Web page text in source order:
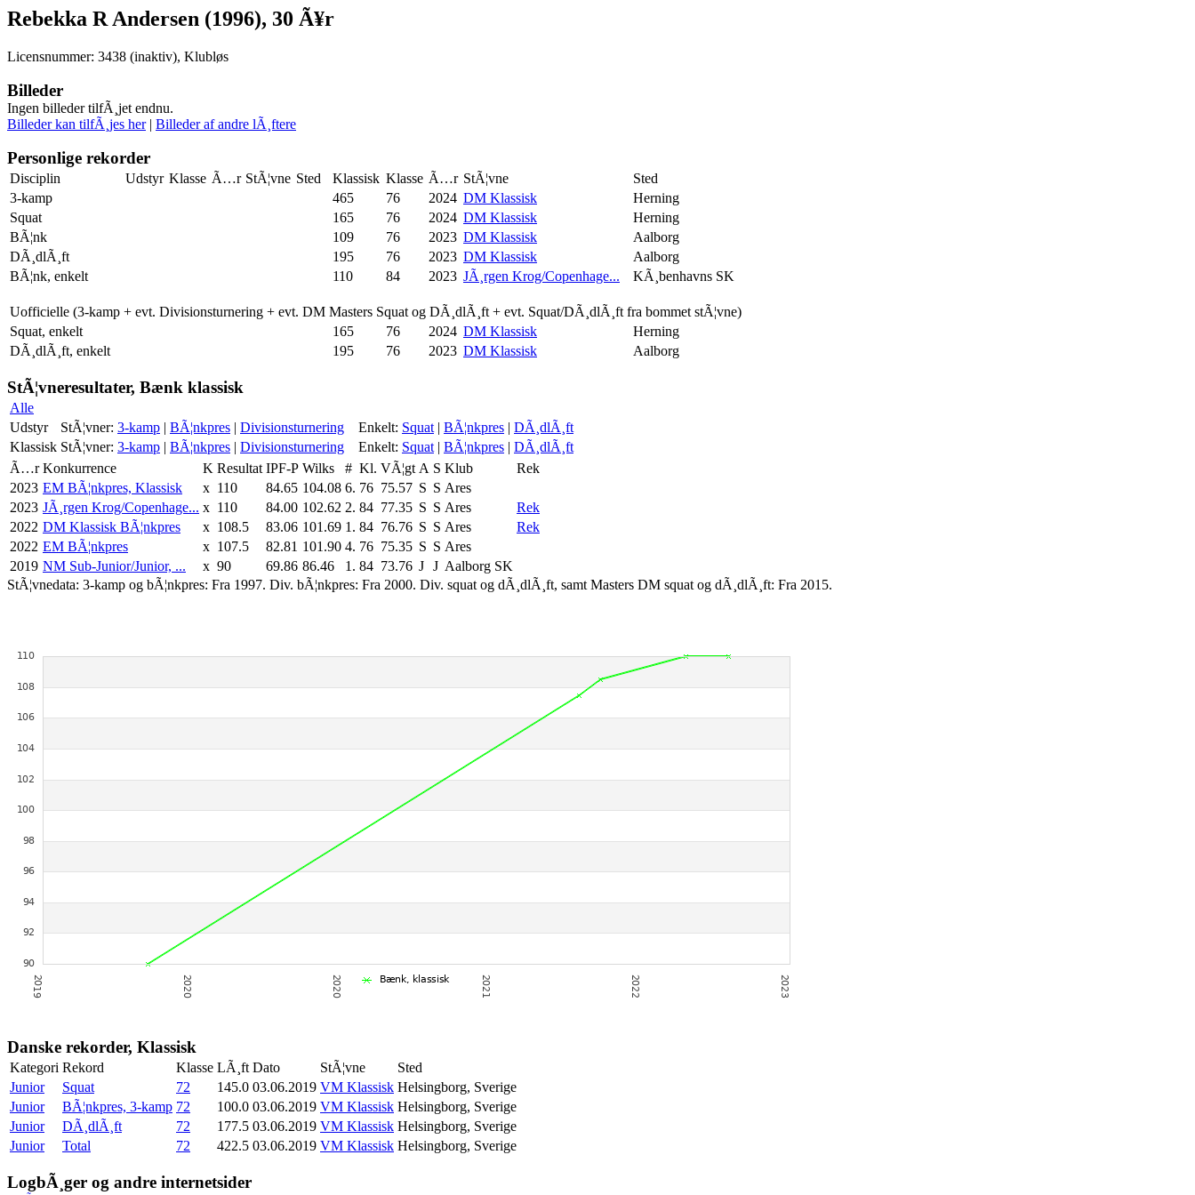
Rebekka R Andersen (1996), 30 Ã¥r
Licensnummer: 3438 (inaktiv), Klubløs
Billeder
Ingen billeder tilfÃ¸jet endnu.
Billeder kan tilfÃ¸jes her| Billeder af andre lÃ¸ftere
Personlige rekorder
Disciplin Udstyr Klasse Ã…r StÃ¦vne Sted Klassisk Klasse Ã…r StÃ¦vne
Sted
3-kamp
465 76 2024 DM Klassisk
Herning
Squat
165 76 2024 DM Klassisk
Herning
BÃ¦nk
109 76 2023 DM Klassisk
Aalborg
DÃ¸dlÃ¸ft
195 76 2023 DM Klassisk
Aalborg
BÃ¦nk, enkelt
110 84 2023 JÃ¸rgen Krog/Copenhage... KÃ¸benhavns SK
Uofficielle (3-kamp + evt. Divisionsturnering + evt. DM Masters Squat og DÃ¸dlÃ¸ft + evt. Squat/DÃ¸dlÃ¸ft fra bommet stÃ¦vne)
Squat, enkelt
165 76 2024 DM Klassisk
Herning
DÃ¸dlÃ¸ft, enkelt
195 76 2023 DM Klassisk Aalborg
StÃ¦vneresultater, Bænk klassisk
Alle
Udstyr
StÃ¦vner: 3-kamp | BÃ¦nkpres | Divisionsturnering Enkelt: Squat | BÃ¦nkpres | DÃ¸dlÃ¸ft
Klassisk StÃ¦vner: 3-kamp | BÃ¦nkpres | Divisionsturnering Enkelt: Squat | BÃ¦nkpres | DÃ¸dlÃ¸ft
Ã…r Konkurrence K Resultat IPF-P Wilks # Kl. VÃ¦gt A S Klub
Rek
2023 EM BÃ¦nkpres, Klassisk x 110 84.65 104.08 6. 76 75.57 S S Ares
2023 JÃ¸rgen Krog/Copenhage... x 110 84.00 102.62 2. 84 77.35 S S Ares
Rek
2022 DM Klassisk BÃ¦nkpres x 108.5 83.06 101.69 1. 84 76.76 S S Ares
Rek
2022 EM BÃ¦nkpres x 107.5 82.81 101.90 4. 76 75.35 S S Ares
2019 NM Sub-Junior/Junior, ... x 90 69.86 86.46 1. 84 73.76 J J Aalborg SK
StÃ¦vnedata: 3-kamp og bÃ¦nkpres: Fra 1997. Div. bÃ¦nkpres: Fra 2000. Div. squat og dÃ¸dlÃ¸ft, samt Masters DM squat og dÃ¸dlÃ¸ft: Fra 2015.
Danske rekorder, Klassisk
Kategori Rekord Klasse LÃ¸ft Dato StÃ¦vne
Sted
Junior
Squat 72 145.0 03.06.2019 VM Klassisk Helsingborg, Sverige
Junior
BÃ¦nkpres, 3-kamp 72 100.0 03.06.2019 VM Klassisk Helsingborg, Sverige
Junior
DÃ¸dlÃ¸ft 72 177.5 03.06.2019 VM Klassisk Helsingborg, Sverige
Junior
Total 72 422.5 03.06.2019 VM Klassisk Helsingborg, Sverige
LogbÃ¸ger og andre internetsider